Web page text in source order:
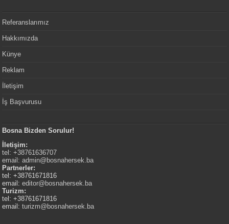
Referanslarımız
Hakkımızda
Künye
Reklam
İletişim
İş Başvurusu
Bosna Bizden Sorulur!
İletişim:
tel: +38761636707
email:admin@bosnahersek.ba
Partnerler:
tel: +38761671816
email:editor@bosnahersek.ba
Turizm:
tel: +38761671816
email:turizm@bosnahersek.ba